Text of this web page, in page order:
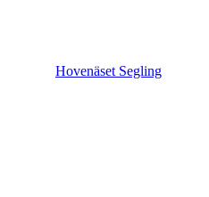
Hovenäset Segling